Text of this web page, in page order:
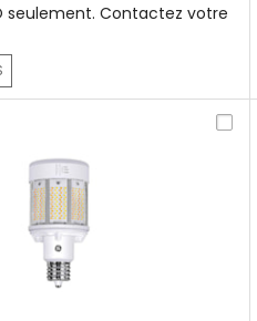
seulement. Contactez votre